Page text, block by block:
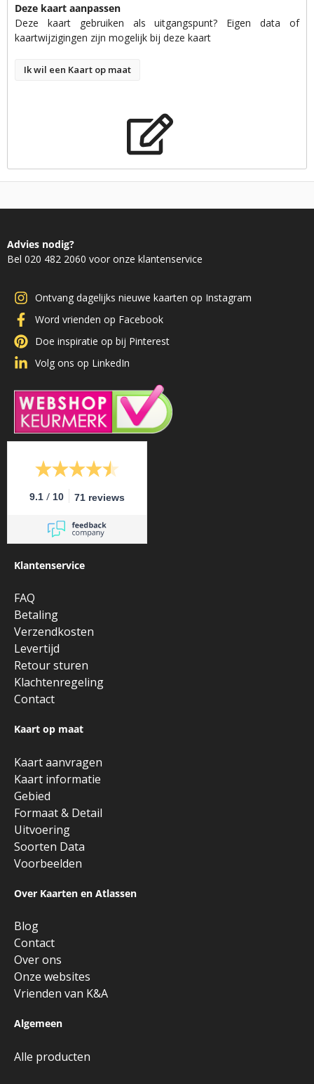
Deze kaart aanpassen
Deze kaart gebruiken als uitgangspunt? Eigen data of
kaartwijzigingen zijn mogelijk bij deze kaart
Ik wil een Kaart op maat
Advies nodig?
Bel 020 482 2060 voor onze klantenservice
Ontvang dagelijks nieuwe kaarten op Instagram
Word vrienden op Facebook
Doe inspiratie op bij Pinterest
Volg ons op LinkedIn
9.1 / 10 71 reviews
Klantenservice
FAQ
Betaling
Verzendkosten
Levertijd
Retour sturen
Klachtenregeling
Contact
Kaart op maat
Kaart aanvragen
Kaart informatie
Gebied
Formaat & Detail
Uitvoering
Soorten Data
Voorbeelden
Over Kaarten en Atlassen
Blog
Contact
Over ons
Onze websites
Vrienden van K&A
Algemeen
Alle producten